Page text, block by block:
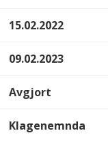
15.02.2022
09.02.2023
Avgjort
Klagenemnda